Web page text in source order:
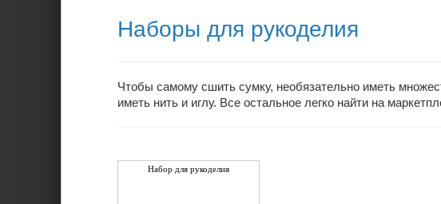
Наборы для рукоделия
Чтобы самому сшить сумку, необязательно иметь
иметь нить и иглу. Все остальное легко найти на
Набор для рукоделия